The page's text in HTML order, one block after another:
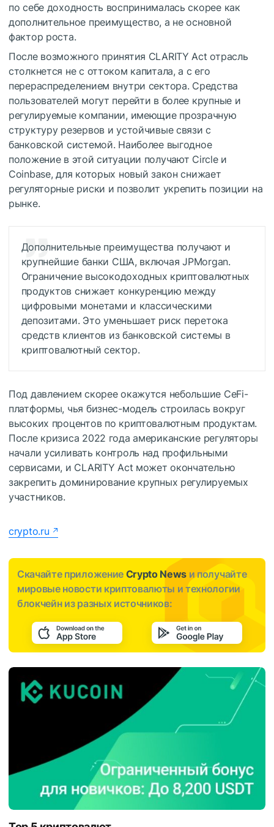
по себе доходность воспринималась скорее как
дополнительное преимущество, а не основной
фактор роста.
После возможного принятия CLARITY Act отрасль
столкнется не с оттоком капитала, а с его
перераспределением внутри сектора. Средства
пользователей могут перейти в более крупные и
регулируемые компании, имеющие прозрачную
структуру резервов и устойчивые связи с
банковской системой. Наиболее выгодное
положение в этой ситуации получают Circle и
Coinbase, для которых новый закон снижает
регуляторные риски и позволит укрепить позиции на
рынке.
Дополнительные преимущества получают и
крупнейшие банки США, включая JPMorgan.
Ограничение высокодоходных криптовалютных
продуктов снижает конкуренцию между
цифровыми монетами и классическими
депозитами. Это уменьшает риск перетока
средств клиентов из банковской системы в
криптовалютный сектор.
Под давлением скорее окажутся небольшие CeFi-
платформы, чья бизнес-модель строилась вокруг
высоких процентов по криптовалютным продуктам.
После кризиса 2022 года американские регуляторы
начали усиливать контроль над профильными
сервисами, и CLARITY Act может окончательно
закрепить доминирование крупных регулируемых
участников.
crypto.ru
Скачайте приложение Crypto News и получайте
мировые новости криптовалюты и технологии
блокчейн из разных источников: